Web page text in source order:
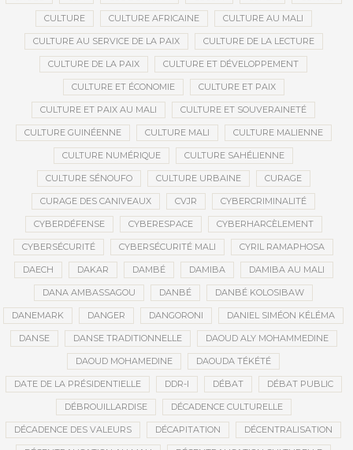
CULTURE CULTURE AFRICAINE CULTURE AU MALI
CULTURE AU SERVICE DE LA PAIX CULTURE DE LA LECTURE
CULTURE DE LA PAIX CULTURE ET DÉVELOPPEMENT
CULTURE ET ÉCONOMIE CULTURE ET PAIX
CULTURE ET PAIX AU MALI CULTURE ET SOUVERAINETÉ
CULTURE GUINÉENNE CULTURE MALI CULTURE MALIENNE
CULTURE NUMÉRIQUE CULTURE SAHÉLIENNE
CULTURE SÉNOUFO CULTURE URBAINE CURAGE
CURAGE DES CANIVEAUX CVJR CYBERCRIMINALITÉ
CYBERDÉFENSE CYBERESPACE CYBERHARCÈLEMENT
CYBERSÉCURITÉ CYBERSÉCURITÉ MALI CYRIL RAMAPHOSA
DAECH DAKAR DAMBÉ DAMIBA DAMIBA AU MALI
DANA AMBASSAGOU DANBÉ DANBÉ KOLOSIBAW
DANEMARK DANGER DANGORONI DANIEL SIMÉON KÉLÉMA
DANSE DANSE TRADITIONNELLE DAOUD ALY MOHAMMEDINE
DAOUD MOHAMEDINE DAOUDA TÉKÉTÉ
DATE DE LA PRÉSIDENTIELLE DDR-I DÉBAT DÉBAT PUBLIC
DÉBROUILLARDISE DÉCADENCE CULTURELLE
DÉCADENCE DES VALEURS DÉCAPITATION DÉCENTRALISATION